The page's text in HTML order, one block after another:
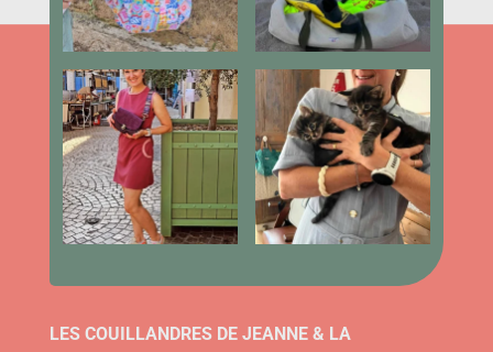
LES COUILLANDRES DE JEANNE & LA